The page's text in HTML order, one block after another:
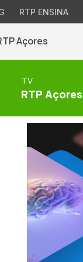
RTP ENSINA
Açores
TV
RTP Açores